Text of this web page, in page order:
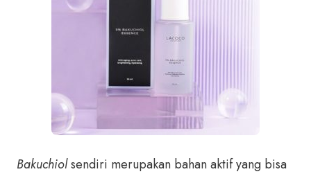
Bakuchiolsendiri merupakan bahan aktif yang bisa